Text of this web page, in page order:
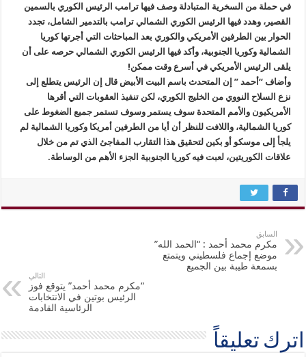
في حملة من السخرية المتبادلة وصف فيها ترامب الرئيس الكوري بالسمين
القصير، وهدد فيها الرئيس الكوري الشمالي ترامب بالتدمير الشامل، تجدد
الحوار بين الطرفين الأمريكي والكوري بعد المباحثات التي أجرتها كوريا
الشمالية وكوريا الجنوبية، وأكد فيها الرئيس الكوري الشمالي حرصه على أن
يلقى الرئيس الأمريكي في أسرع وقت ممكن!
وأضاف “أحمد ” إن المتحدث باسم البيت الأبيض قال إن الرئيس يتطلع إلى
نزع السلاح النووي من الخليج الكوري، لكن تنفيذ العقوبات التي أقرها
الأمريكيون والأمم المتحدة سوف يستمر وسوف تستمر جميع الضغوط على
كوريا الشمالية، واللافت للنظر أن أيا من الطرفين أمريكا وكوريا الشمالية لم
يلجأ إلى موسكو أو بكين لتحقيق هذا التقارب المفاجئ الذي تم من خلال
علاقات الكوريتين، لعبت فيه كوريا الجنوبية الجزء الأهم من الوساطة.
السابق
مكرم محمد أحمد : “الحمد الله”
موضع إجماع فلسطيني ويتمتع
بسمعة طيبة بين الجميع
التالي
“مكرم محمد أحمد” يتوقع فوز
الرئيس بوتين في الانتخابات
الرئاسية القادمة
اترك تعليقاً